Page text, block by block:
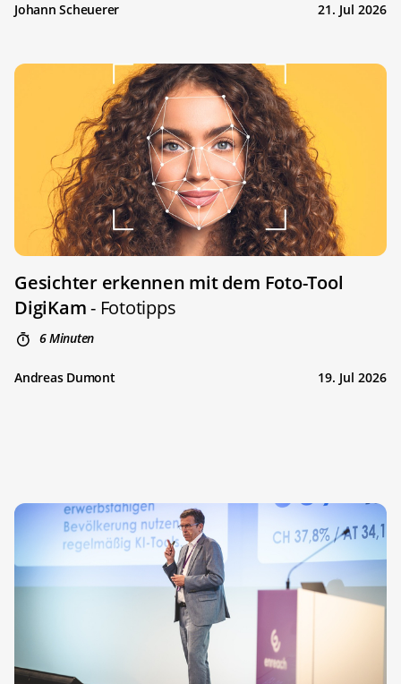
Johann Scheuerer 21. Jul 2026
Gesichter erkennen mit dem Foto-Tool
DigiKam- Fototipps
6 Minuten
Andreas Dumont 19. Jul 2026